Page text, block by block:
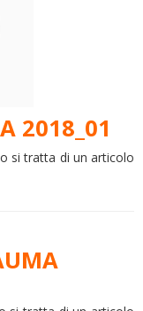
2018_01
si tratta di un articolo